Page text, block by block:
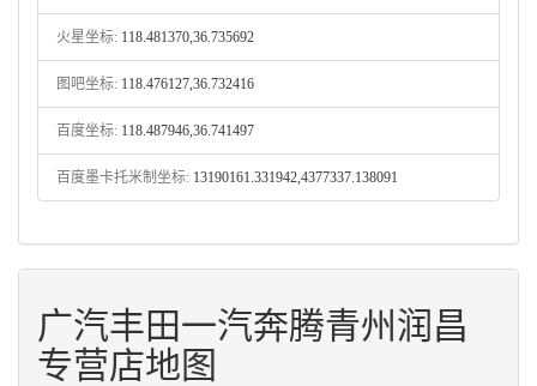
火星坐标: 118.481370,36.735692
图吧坐标: 118.476127,36.732416
百度坐标: 118.487946,36.741497
百度墨卡托米制坐标: 13190161.331942,4377337.138091
广汽丰田一汽奔腾青州润昌
专营店地图